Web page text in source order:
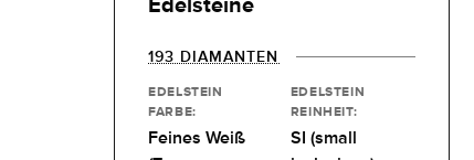
193 DIAMANTEN
EDELSTEIN
FARBE:
Feines Weiß
EDELSTEIN
REINHEIT:
SI (small